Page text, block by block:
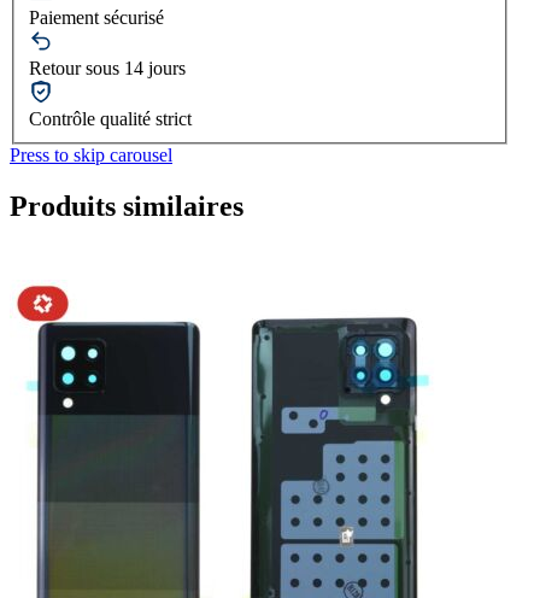
Paiement sécurisé
Retour sous 14 jours
Contrôle qualité strict
Press to skip carousel
Produits similaires